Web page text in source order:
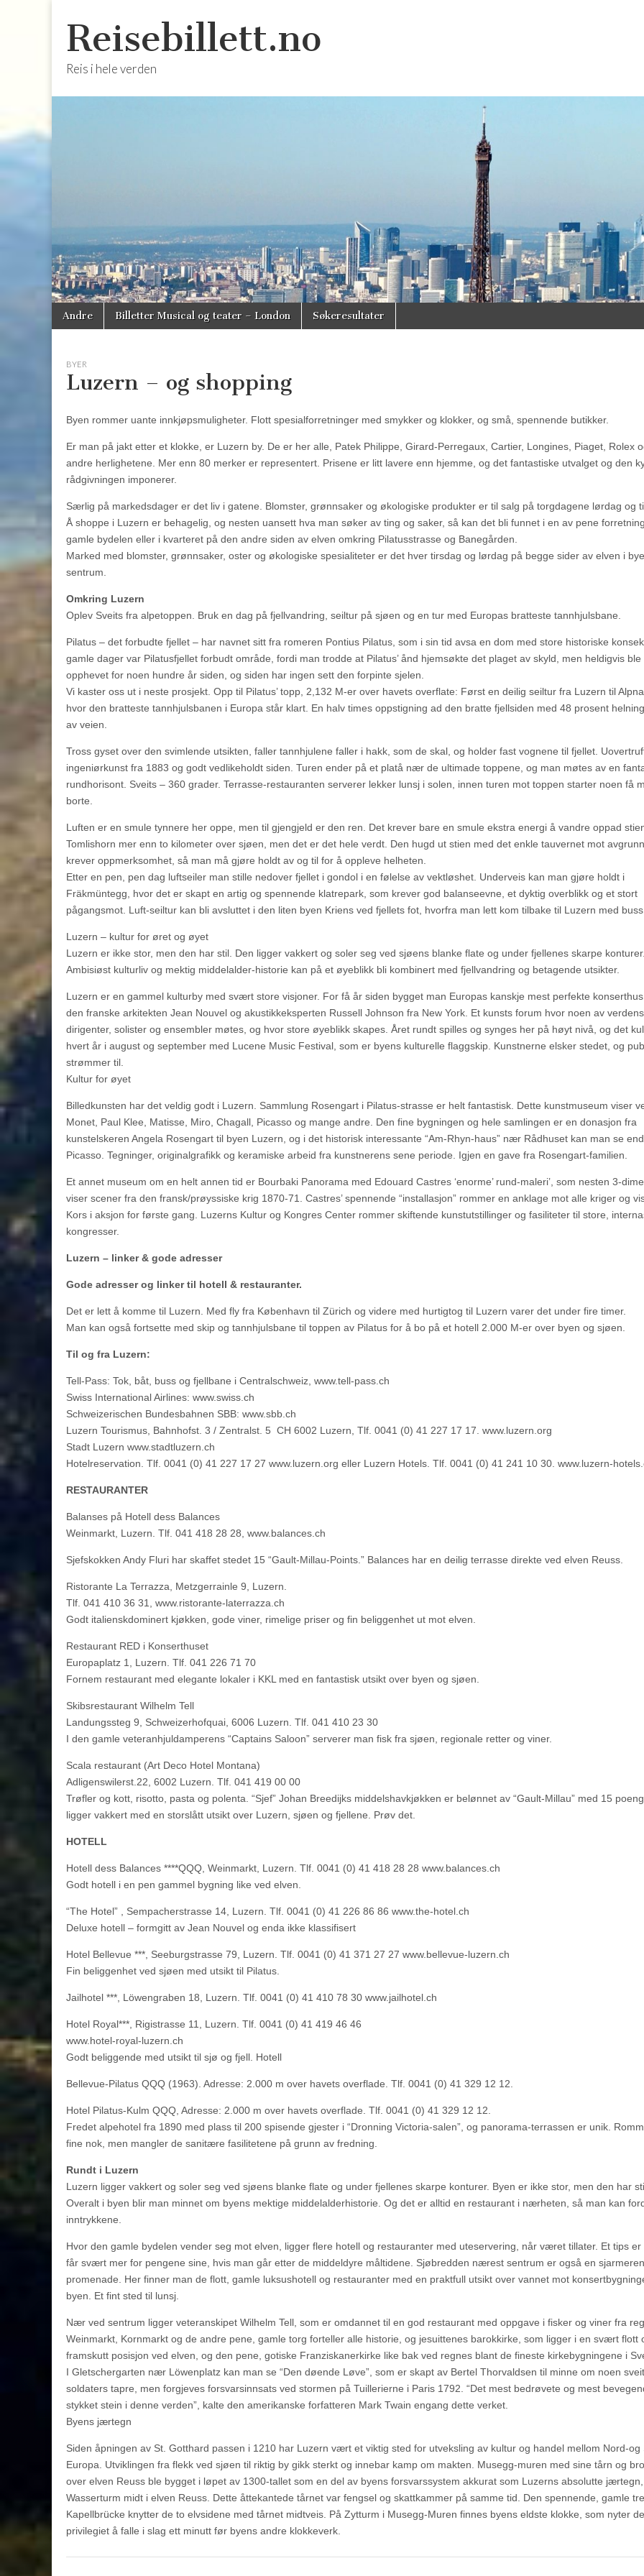
Reisebillett.no
Reis i hele verden
Main
menu
Skip
Andre Billetter Musical og teater – London Søkeresultater
BYER
Luzern – og shopping
Byen rommer uante innkjøpsmuligheter. Flott spesialforretninger med smykker og klokker, og små, spennende butikker.
Er man på jakt etter et klokke, er Luzern by. De er her alle, Patek Philippe, Girard-Perregaux, Cartier, Longines, Piaget, Rolex
andre herlighetene. Mer enn 80 merker er representert. Prisene er litt lavere enn hjemme, og det fantastiske utvalget og den
rådgivningen imponerer.
Særlig på markedsdager er det liv i gatene. Blomster, grønnsaker og økologiske produkter er til salg på torgdagene lørdag og
Å shoppe i Luzern er behagelig, og nesten uansett hva man søker av ting og saker, så kan det bli funnet i en av pene
gamle bydelen eller i kvarteret på den andre siden av elven omkring Pilatusstrasse og Banegården.
Marked med blomster, grønnsaker, oster og økologiske spesialiteter er det hver tirsdag og lørdag på begge sider av elven i
sentrum.
Omkring Luzern
Oplev Sveits fra alpetoppen. Bruk en dag på fjellvandring, seiltur på sjøen og en tur med Europas bratteste tannhjulsbane.
Pilatus – det forbudte fjellet – har navnet sitt fra romeren Pontius Pilatus, som i sin tid avsa en dom med store historiske
gamle dager var Pilatusfjellet forbudt område, fordi man trodde at Pilatus’ ånd hjemsøkte det plaget av skyld, men heldigvis
opphevet for noen hundre år siden, og siden har ingen sett den forpinte sjelen.
Vi kaster oss ut i neste prosjekt. Opp til Pilatus’ topp, 2,132 M-er over havets overflate: Først en deilig seiltur fra Luzern til
hvor den bratteste tannhjulsbanen i Europa står klart. En halv times oppstigning ad den bratte fjellsiden med 48 prosent
av veien.
Tross gyset over den svimlende utsikten, faller tannhjulene faller i hakk, som de skal, og holder fast vognene til fjellet.
ingeniørkunst fra 1883 og godt vedlikeholdt siden. Turen ender på et platå nær de ultimade toppene, og man møtes av en
rundhorisont. Sveits – 360 grader. Terrasse-restauranten serverer lekker lunsj i solen, innen turen mot toppen starter noen få
borte.
Luften er en smule tynnere her oppe, men til gjengjeld er den ren. Det krever bare en smule ekstra energi å vandre oppad
Tomlishorn mer enn to kilometer over sjøen, men det er det hele verdt. Den hugd ut stien med det enkle tauvernet mot
krever oppmerksomhet, så man må gjøre holdt av og til for å oppleve helheten.
Etter en pen, pen dag luftseiler man stille nedover fjellet i gondol i en følelse av vektløshet. Underveis kan man gjøre holdt i
Fräkmüntegg, hvor det er skapt en artig og spennende klatrepark, som krever god balanseevne, et dyktig overblikk og et stort
pågangsmot. Luft-seiltur kan bli avsluttet i den liten byen Kriens ved fjellets fot, hvorfra man lett kom tilbake til Luzern med
Luzern – kultur for øret og øyet
Luzern er ikke stor, men den har stil. Den ligger vakkert og soler seg ved sjøens blanke flate og under fjellenes skarpe
Ambisiøst kulturliv og mektig middelalder-historie kan på et øyeblikk bli kombinert med fjellvandring og betagende utsikter.
Luzern er en gammel kulturby med svært store visjoner. For få år siden bygget man Europas kanskje mest perfekte
den franske arkitekten Jean Nouvel og akustikkeksperten Russell Johnson fra New York. Et kunsts forum hvor noen av
dirigenter, solister og ensembler møtes, og hvor store øyeblikk skapes. Året rundt spilles og synges her på høyt nivå, og det
hvert år i august og september med Lucene Music Festival, som er byens kulturelle flaggskip. Kunstnerne elsker stedet, og
strømmer til.
Kultur for øyet
Billedkunsten har det veldig godt i Luzern. Sammlung Rosengart i Pilatus-strasse er helt fantastisk. Dette kunstmuseum viser
Monet, Paul Klee, Matisse, Miro, Chagall, Picasso og mange andre. Den fine bygningen og hele samlingen er en donasjon fra
kunstelskeren Angela Rosengart til byen Luzern, og i det historisk interessante “Am-Rhyn-haus” nær Rådhuset kan man se
Picasso. Tegninger, originalgrafikk og keramiske arbeid fra kunstnerens sene periode. Igjen en gave fra Rosengart-familien.
Et annet museum om en helt annen tid er Bourbaki Panorama med Edouard Castres ‘enorme’ rund-maleri’, som nesten 3-
viser scener fra den fransk/prøyssiske krig 1870-71. Castres’ spennende “installasjon” rommer en anklage mot alle kriger og
Kors i aksjon for første gang. Luzerns Kultur og Kongres Center rommer skiftende kunstutstillinger og fasiliteter til store,
kongresser.
Luzern – linker & gode adresser
Gode adresser og linker til hotell & restauranter.
Det er lett å komme til Luzern. Med fly fra København til Zürich og videre med hurtigtog til Luzern varer det under fire timer.
Man kan også fortsette med skip og tannhjulsbane til toppen av Pilatus for å bo på et hotell 2.000 M-er over byen og sjøen.
Til og fra Luzern:
Tell-Pass: Tok, båt, buss og fjellbane i Centralschweiz, www.tell-pass.ch
Swiss International Airlines: www.swiss.ch
Schweizerischen Bundesbahnen SBB: www.sbb.ch
Luzern Tourismus, Bahnhofst. 3 / Zentralst. 5 CH 6002 Luzern, Tlf. 0041 (0) 41 227 17 17. www.luzern.org
Stadt Luzern www.stadtluzern.ch
Hotelreservation. Tlf. 0041 (0) 41 227 17 27 www.luzern.org eller Luzern Hotels. Tlf. 0041 (0) 41 241 10 30. www.luzern-
RESTAURANTER
Balanses på Hotell dess Balances
Weinmarkt, Luzern. Tlf. 041 418 28 28, www.balances.ch
Sjefskokken Andy Fluri har skaffet stedet 15 “Gault-Millau-Points.” Balances har en deilig terrasse direkte ved elven Reuss.
Ristorante La Terrazza, Metzgerrainle 9, Luzern.
Tlf. 041 410 36 31, www.ristorante-laterrazza.ch
Godt italienskdominert kjøkken, gode viner, rimelige priser og fin beliggenhet ut mot elven.
Restaurant RED i Konserthuset
Europaplatz 1, Luzern. Tlf. 041 226 71 70
Fornem restaurant med elegante lokaler i KKL med en fantastisk utsikt over byen og sjøen.
Skibsrestaurant Wilhelm Tell
Landungssteg 9, Schweizerhofquai, 6006 Luzern. Tlf. 041 410 23 30
I den gamle veteranhjuldamperens “Captains Saloon” serverer man fisk fra sjøen, regionale retter og viner.
Scala restaurant (Art Deco Hotel Montana)
Adligenswilerst.22, 6002 Luzern. Tlf. 041 419 00 00
Trøfler og kott, risotto, pasta og polenta. “Sjef” Johan Breedijks middelshavkjøkken er belønnet av “Gault-Millau” med 15
ligger vakkert med en storslått utsikt over Luzern, sjøen og fjellene. Prøv det.
HOTELL
Hotell dess Balances ****QQQ, Weinmarkt, Luzern. Tlf. 0041 (0) 41 418 28 28 www.balances.ch
Godt hotell i en pen gammel bygning like ved elven.
“The Hotel” , Sempacherstrasse 14, Luzern. Tlf. 0041 (0) 41 226 86 86 www.the-hotel.ch
Deluxe hotell – formgitt av Jean Nouvel og enda ikke klassifisert
Hotel Bellevue ***, Seeburgstrasse 79, Luzern. Tlf. 0041 (0) 41 371 27 27 www.bellevue-luzern.ch
Fin beliggenhet ved sjøen med utsikt til Pilatus.
Jailhotel ***, Löwengraben 18, Luzern. Tlf. 0041 (0) 41 410 78 30 www.jailhotel.ch
Hotel Royal***, Rigistrasse 11, Luzern. Tlf. 0041 (0) 41 419 46 46
www.hotel-royal-luzern.ch
Godt beliggende med utsikt til sjø og fjell. Hotell
Bellevue-Pilatus QQQ (1963). Adresse: 2.000 m over havets overflade. Tlf. 0041 (0) 41 329 12 12.
Hotel Pilatus-Kulm QQQ, Adresse: 2.000 m over havets overflade. Tlf. 0041 (0) 41 329 12 12.
Fredet alpehotel fra 1890 med plass til 200 spisende gjester i “Dronning Victoria-salen”, og panorama-terrassen er unik.
fine nok, men mangler de sanitære fasilitetene på grunn av fredning.
Rundt i Luzern
Luzern ligger vakkert og soler seg ved sjøens blanke flate og under fjellenes skarpe konturer. Byen er ikke stor, men den har
Overalt i byen blir man minnet om byens mektige middelalderhistorie. Og det er alltid en restaurant i nærheten, så man kan
inntrykkene.
Hvor den gamle bydelen vender seg mot elven, ligger flere hotell og restauranter med uteservering, når været tillater. Et tips er
får svært mer for pengene sine, hvis man går etter de middeldyre måltidene. Sjøbredden nærest sentrum er også en
promenade. Her finner man de flott, gamle luksushotell og restauranter med en praktfull utsikt over vannet mot
byen. Et fint sted til lunsj.
Nær ved sentrum ligger veteranskipet Wilhelm Tell, som er omdannet til en god restaurant med oppgave i fisker og viner fra
Weinmarkt, Kornmarkt og de andre pene, gamle torg forteller alle historie, og jesuittenes barokkirke, som ligger i en svært flott
framskutt posisjon ved elven, og den pene, gotiske Franziskanerkirke like bak ved regnes blant de fineste kirkebygningene i
I Gletschergarten nær Löwenplatz kan man se “Den døende Løve”, som er skapt av Bertel Thorvaldsen til minne om noen
soldaters tapre, men forgjeves forsvarsinnsats ved stormen på Tuillerierne i Paris 1792. “Det mest bedrøvete og mest
stykket stein i denne verden”, kalte den amerikanske forfatteren Mark Twain engang dette verket.
Byens jærtegn
Siden åpningen av St. Gotthard passen i 1210 har Luzern vært et viktig sted for utveksling av kultur og handel mellom Nord-og
Europa. Utviklingen fra flekk ved sjøen til riktig by gikk sterkt og innebar kamp om makten. Musegg-muren med sine tårn og
over elven Reuss ble bygget i løpet av 1300-tallet som en del av byens forsvarssystem akkurat som Luzerns absolutte jærtegn,
Wasserturm midt i elven Reuss. Dette åttekantede tårnet var fengsel og skattkammer på samme tid. Den spennende, gamle
Kapellbrücke knytter de to elvsidene med tårnet midtveis. På Zytturm i Musegg-Muren finnes byens eldste klokke, som nyter
privilegiet å falle i slag ett minutt før byens andre klokkeverk.